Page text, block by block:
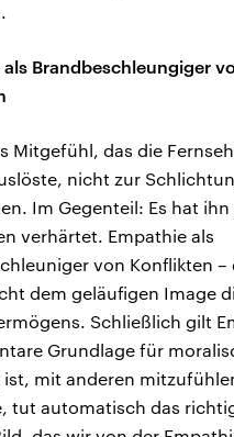
als Brandbeschleungiger
Mitgefühl, das die
nicht zur
Im Gegenteil: Es hat
verhärtet. Empathie als
von Konflikten –
dem geläufigen Image
Schließlich gilt
Grundlage für
ist, mit anderen
tut automatisch das